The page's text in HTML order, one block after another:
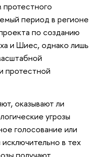
протестного
период в регионе
по созданию
и Шиес, однако лишь
протестной
оказывают ли
угрозы
голосование или
в тех
получают